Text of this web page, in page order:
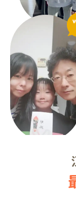
家でやれるのがいい
です。
頑張ったことをほめ
THくん（中1）